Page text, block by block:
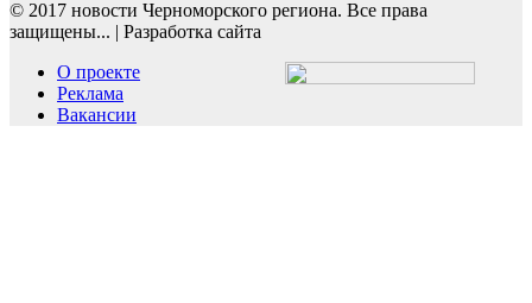
© 2017 новости Черноморского региона. Все права
защищены... | Разработка сайта
О проекте
Реклама
Вакансии